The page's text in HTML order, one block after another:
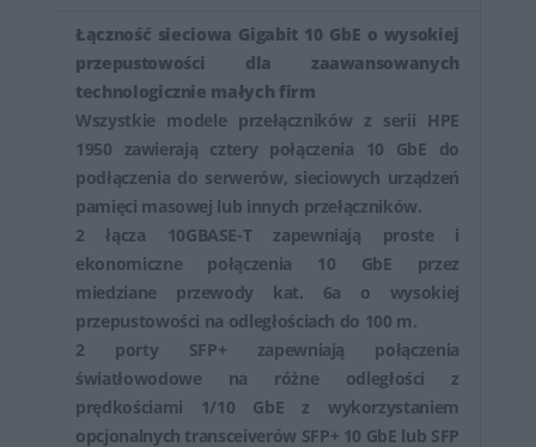
Łączność sieciowa Gigabit 10 GbE o wysokiej
przepustowości dla zaawansowanych
technologicznie małych firm
Wszystkie modele przełączników z serii HPE
1950 zawierają cztery połączenia 10 GbE do
podłączenia do serwerów, sieciowych urządzeń
pamięci masowej lub innych przełączników.
2 łącza 10GBASE-T zapewniają proste i
ekonomiczne połączenia 10 GbE przez
miedziane przewody kat. 6a o wysokiej
przepustowości na odległościach do 100 m.
2 porty SFP+ zapewniają połączenia
światłowodowe na różne odległości z
prędkościami 1/10 GbE z wykorzystaniem
opcjonalnych transceiverów SFP+ 10 GbE lub SFP